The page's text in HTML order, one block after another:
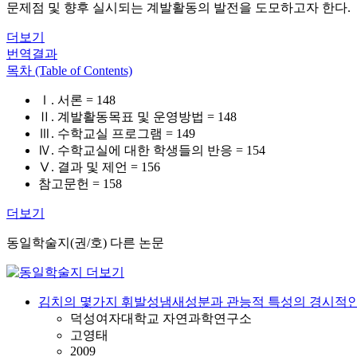
문제점 및 향후 실시되는 계발활동의 발전을 도모하고자 한다.
더보기
번역결과
목차 (Table of Contents)
Ⅰ. 서론 = 148
Ⅱ. 계발활동목표 및 운영방법 = 148
Ⅲ. 수학교실 프로그램 = 149
Ⅳ. 수학교실에 대한 학생들의 반응 = 154
Ⅴ. 결과 및 제언 = 156
참고문헌 = 158
더보기
동일학술지(권/호) 다른 논문
김치의 몇가지 휘발성냄새성분과 관능적 특성의 경시적
덕성여자대학교 자연과학연구소
고영태
2009